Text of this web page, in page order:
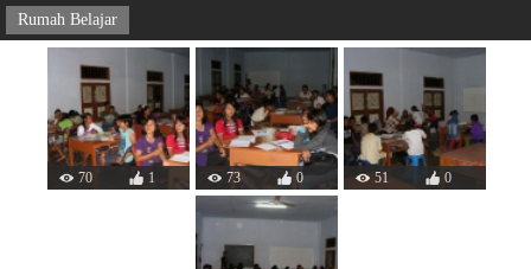
Rumah Belajar
70 1 73 0 51 0